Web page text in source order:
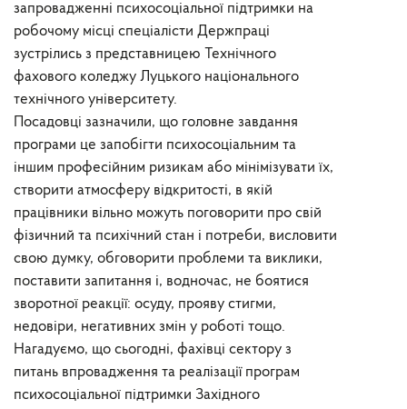
запровадженні психосоціальної підтримки на
робочому місці спеціалісти Держпраці
зустрілись з представницею Технічного
фахового коледжу Луцького національного
технічного університету.
Посадовці зазначили, що головне завдання
програми це запобігти психосоціальним та
іншим професійним ризикам або мінімізувати їх,
створити атмосферу відкритості, в якій
працівники вільно можуть поговорити про свій
фізичний та психічний стан і потреби, висловити
свою думку, обговорити проблеми та виклики,
поставити запитання і, водночас, не боятися
зворотної реакції: осуду, прояву стигми,
недовіри, негативних змін у роботі тощо.
Нагадуємо, що сьогодні, фахівці сектору з
питань впровадження та реалізації програм
психосоціальної підтримки Західного